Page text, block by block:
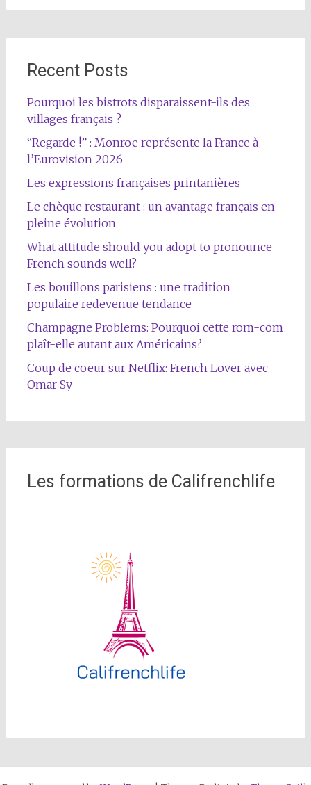
Recent Posts
Pourquoi les bistrots disparaissent-ils des
villages français ?
“Regarde !” : Monroe représente la France à
l’Eurovision 2026
Les expressions françaises printanières
Le chèque restaurant : un avantage français en
pleine évolution
What attitude should you adopt to pronounce
French sounds well?
Les bouillons parisiens : une tradition
populaire redevenue tendance
Champagne Problems: Pourquoi cette rom-com
plaît-elle autant aux Américains?
Coup de coeur sur Netflix: French Lover avec
Omar Sy
Les formations de Califrenchlife